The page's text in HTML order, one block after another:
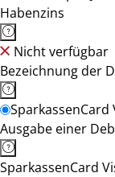
Habenzins
Nicht verfügbar
Bezeichnung der
SparkassenCard
Ausgabe einer
SparkassenCard